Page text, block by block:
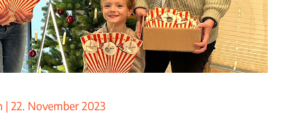
22. November 2023